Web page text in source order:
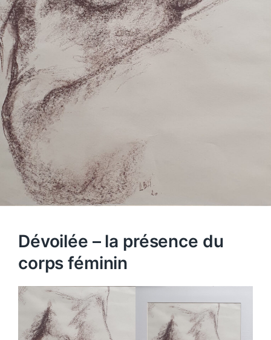
Dévoilée – la présence du
corps féminin